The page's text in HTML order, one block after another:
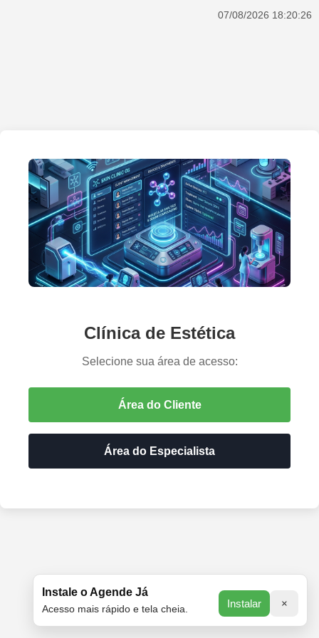
07/08/2026 18:20:26
Clínica de Estética
Selecione sua área de acesso:
Área do Cliente
Área do Especialista
Instale o Agende Já
Acesso mais rápido e tela cheia. Instalar ×